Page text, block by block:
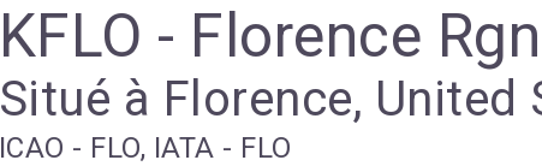
KFLO - Florence Rgnl
Situé à Florence, United
ICAO - FLO, IATA - FLO